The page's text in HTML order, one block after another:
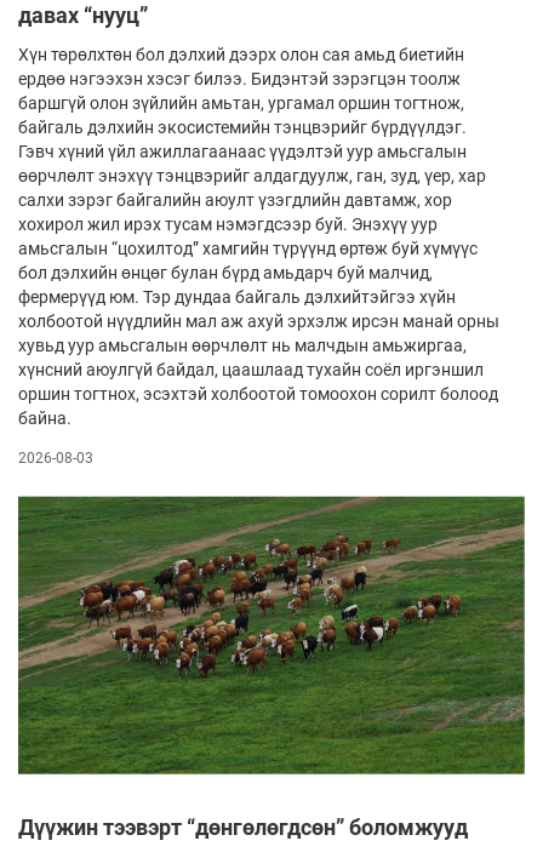
давах “нууц”
Хүн төрөлхтөн бол дэлхий дээрх олон сая амьд биетийн
ердөө нэгээхэн хэсэг билээ. Бидэнтэй зэрэгцэн тоолж
баршгүй олон зүйлийн амьтан, ургамал оршин тогтнож,
байгаль дэлхийн экосистемийн тэнцвэрийг бүрдүүлдэг.
Гэвч хүний үйл ажиллагаанаас үүдэлтэй уур амьсгалын
өөрчлөлт энэхүү тэнцвэрийг алдагдуулж, ган, зуд, үер, хар
салхи зэрэг байгалийн аюулт үзэгдлийн давтамж, хор
хохирол жил ирэх тусам нэмэгдсээр буй. Энэхүү уур
амьсгалын “цохилтод” хамгийн түрүүнд өртөж буй хүмүүс
бол дэлхийн өнцөг булан бүрд амьдарч буй малчид,
фермерүүд юм. Тэр дундаа байгаль дэлхийтэйгээ хүйн
холбоотой нүүдлийн мал аж ахуй эрхэлж ирсэн манай орны
хувьд уур амьсгалын өөрчлөлт нь малчдын амьжиргаа,
хүнсний аюулгүй байдал, цаашлаад тухайн соёл иргэншил
оршин тогтнох, эсэхтэй холбоотой томоохон сорилт болоод
байна.
2026-08-03
Дүүжин тээвэрт “дөнгөлөгдсөн” боломжууд